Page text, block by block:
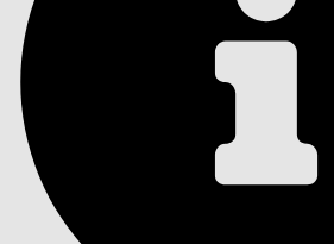
SISÄLLYSLUETTELO